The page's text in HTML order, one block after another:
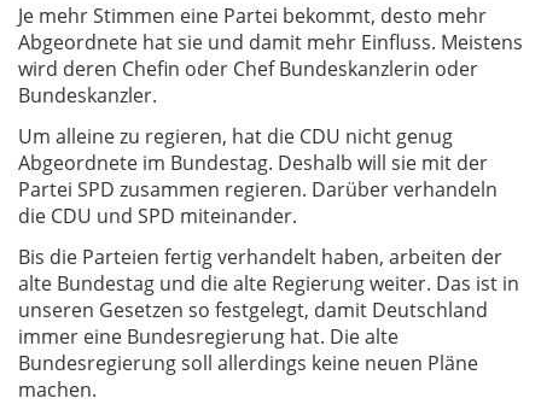
Je mehr Stimmen eine Partei bekommt, desto mehr
Abgeordnete hat sie und damit mehr Einfluss. Meistens
wird deren Chefin oder Chef Bundeskanzlerin oder
Bundeskanzler.
Um alleine zu regieren, hat die CDU nicht genug
Abgeordnete im Bundestag. Deshalb will sie mit der
Partei SPD zusammen regieren. Darüber verhandeln
die CDU und SPD miteinander.
Bis die Parteien fertig verhandelt haben, arbeiten der
alte Bundestag und die alte Regierung weiter. Das ist in
unseren Gesetzen so festgelegt, damit Deutschland
immer eine Bundesregierung hat. Die alte
Bundesregierung soll allerdings keine neuen Pläne
machen.